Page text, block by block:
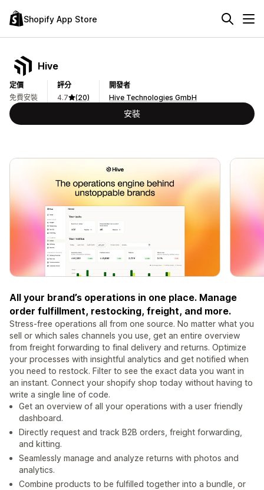
Shopify App Store
Hive
定價
免費安裝
評分
4.7
(20)
開發者
Hive Technologies GmbH
安裝
All your brand’s operations in one place. Manage
order fulfillment, restocking, freight, and more.
Stress-free operations all from one source. No matter what you
sell or which sales channels you use, get an entire overview
from freight forwarding to final delivery and returns. Optimize
your processes with insightful analytics and get notified when
you need to restock. Filter to see the exact data you want in
an instant. Connect your shopify shop today without having to
write a single line of code.
Get an overview of all your operations with a user friendly
dashboard.
Directly request and track B2B orders, freight forwarding,
and kitting.
Seamlessly manage and analyze returns with photos and
analytics.
Combine products to be fulfilled together into a bundle, or